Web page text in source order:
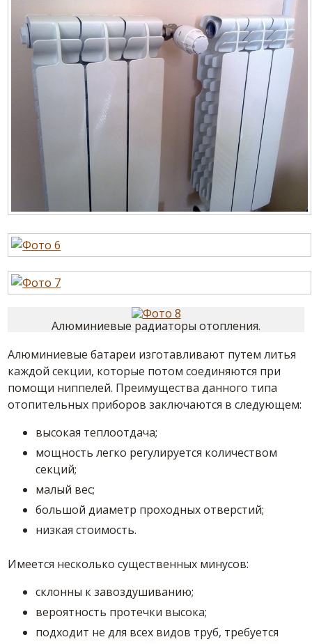
Алюминиевые радиаторы отопления.
Алюминиевые батареи изготавливают путем литья
каждой секции, которые потом соединяются при
помощи ниппелей. Преимущества данного типа
отопительных приборов заключаются в следующем:
высокая теплоотдача;
мощность легко регулируется количеством
секций;
малый вес;
большой диаметр проходных отверстий;
низкая стоимость.
Имеется несколько существенных минусов:
склонны к завоздушиванию;
вероятность протечки высока;
подходит не для всех видов труб, требуется